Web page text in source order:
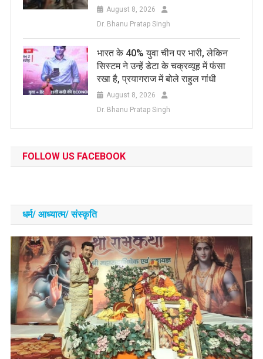
August 8, 2026
Dr. Bhanu Pratap Singh
भारत के 40% युवा चीन पर भारी, लेकिन
सिस्टम ने उन्हें डेटा के चक्रव्यूह में फंसा
रखा है, प्रयागराज में बोले राहुल गांधी
August 8, 2026
Dr. Bhanu Pratap Singh
FOLLOW US FACEBOOK
धर्म/ आध्‍यात्‍म/ संस्‍कृति